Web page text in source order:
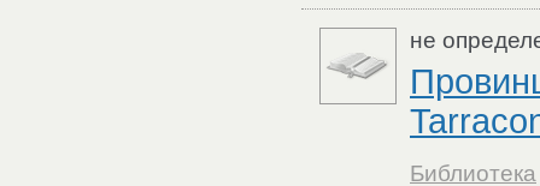
не
Библиотека